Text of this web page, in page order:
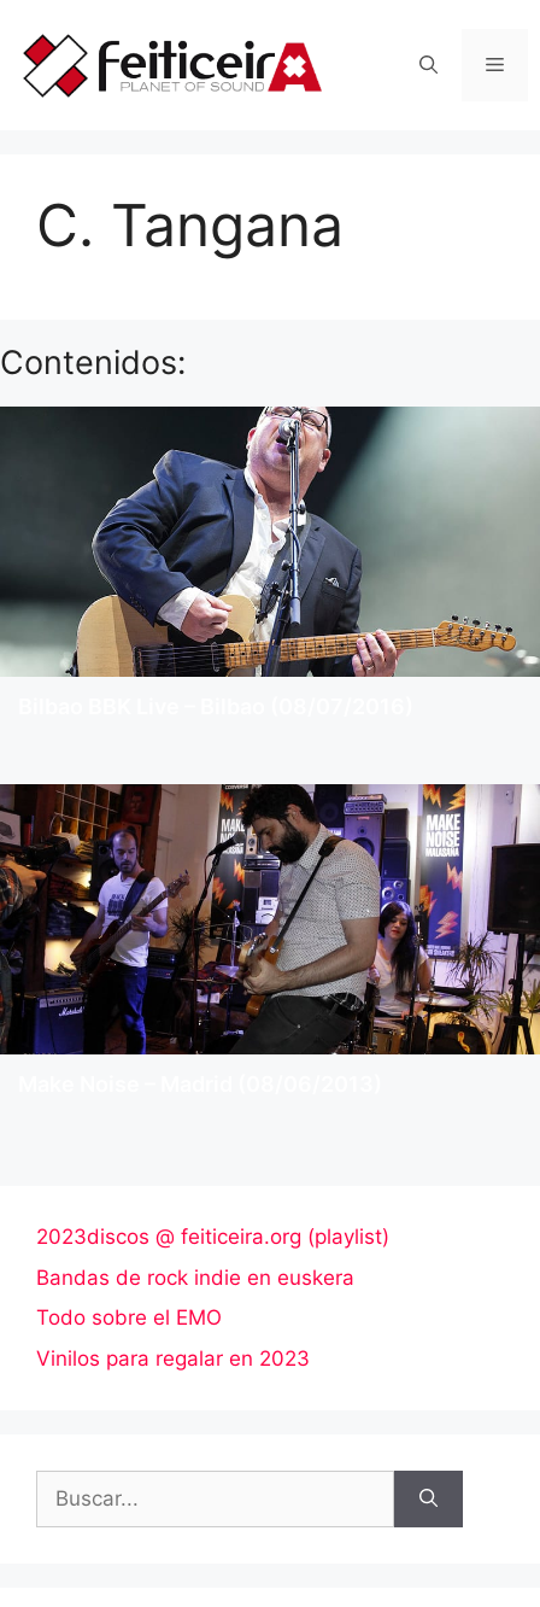
contenido
C. Tangana
Contenidos:
2023discos @ feiticeira.org (playlist)
Bandas de rock indie en euskera
Todo sobre el EMO
Vinilos para regalar en 2023